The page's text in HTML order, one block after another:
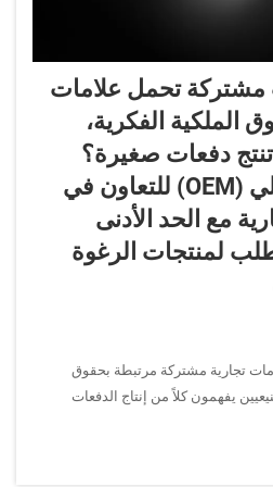
مشتركة تحمل علامات
الملكية الفكرية،
دفعات صغيرة؟
خدمة التصنيع الأصلي (OEM) للتعاون في
مع الحد الأدنى
لمنتجات الرغوة
تجارية مشتركة مرتبطة بحقوق
يفهمون كلاً من إنتاج الدفعات
العلامات التجارية. ويكتشف العديد من
التقليديين يركّزون حصريًا...